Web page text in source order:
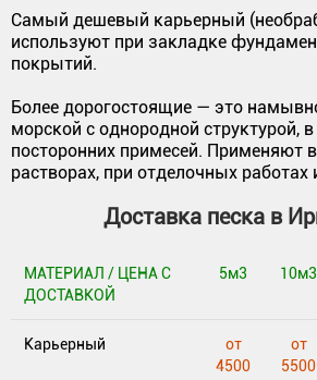
Самый дешевый карьерный
используют при закладке
покрытий.
Более дорогостоящие — это
морской с однородной структурой,
посторонних примесей. Применяют
растворах, при отделочных работах
Доставка песка в
МАТЕРИАЛ / ЦЕНА С
ДОСТАВКОЙ
5м3 10м3
Карьерный
от
4500
от
5500